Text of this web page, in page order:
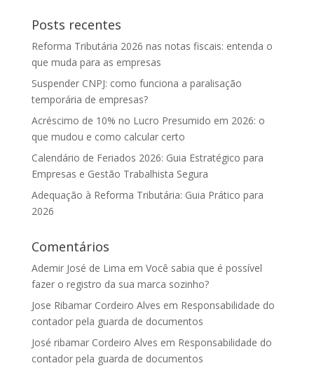
Posts recentes
Reforma Tributária 2026 nas notas fiscais: entenda o
que muda para as empresas
Suspender CNPJ: como funciona a paralisação
temporária de empresas?
Acréscimo de 10% no Lucro Presumido em 2026: o
que mudou e como calcular certo
Calendário de Feriados 2026: Guia Estratégico para
Empresas e Gestão Trabalhista Segura
Adequação à Reforma Tributária: Guia Prático para
2026
Comentários
Ademir José de Lima em Você sabia que é possível
fazer o registro da sua marca sozinho?
Jose Ribamar Cordeiro Alves em Responsabilidade do
contador pela guarda de documentos
José ribamar Cordeiro Alves em Responsabilidade do
contador pela guarda de documentos